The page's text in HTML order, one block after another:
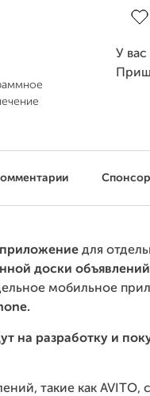
У
для
доски объявлений
мобильное
на разработку и
такие как AVITO,